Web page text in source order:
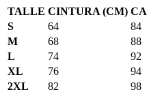
TALLE CINTURA (CM)
S
64 84
M
68 88
L
74 92
XL
76 94
2XL
82 98